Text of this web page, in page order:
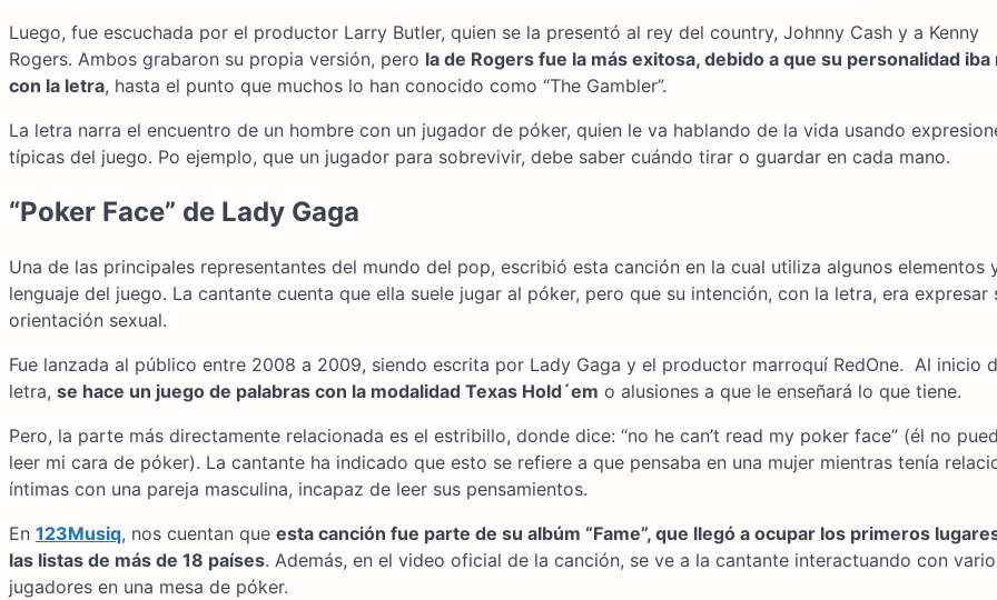
Luego, fue escuchada por el productor Larry Butler, quien se la presentó al rey del country, Johnny Cash y a Kenny
Rogers. Ambos grabaron su propia versión, pero la de Rogers fue la más exitosa, debido a que su personalidad iba
con la letra, hasta el punto que muchos lo han conocido como “The Gambler”.
La letra narra el encuentro de un hombre con un jugador de póker, quien le va hablando de la vida usando
típicas del juego. Po ejemplo, que un jugador para sobrevivir, debe saber cuándo tirar o guardar en cada mano.
“Poker Face” de Lady Gaga
Una de las principales representantes del mundo del pop, escribió esta canción en la cual utiliza algunos elementos
lenguaje del juego. La cantante cuenta que ella suele jugar al póker, pero que su intención, con la letra, era expresar
orientación sexual.
Fue lanzada al público entre 2008 a 2009, siendo escrita por Lady Gaga y el productor marroquí RedOne. Al inicio
letra, se hace un juego de palabras con la modalidad Texas Hold´em o alusiones a que le enseñará lo que tiene.
Pero, la parte más directamente relacionada es el estribillo, donde dice: “no he can’t read my poker face” (él no
leer mi cara de póker). La cantante ha indicado que esto se refiere a que pensaba en una mujer mientras tenía
íntimas con una pareja masculina, incapaz de leer sus pensamientos.
En 123Musiq, nos cuentan que esta canción fue parte de su albúm “Fame”, que llegó a ocupar los primeros
las listas de más de 18 países. Además, en el video oficial de la canción, se ve a la cantante interactuando con
jugadores en una mesa de póker.